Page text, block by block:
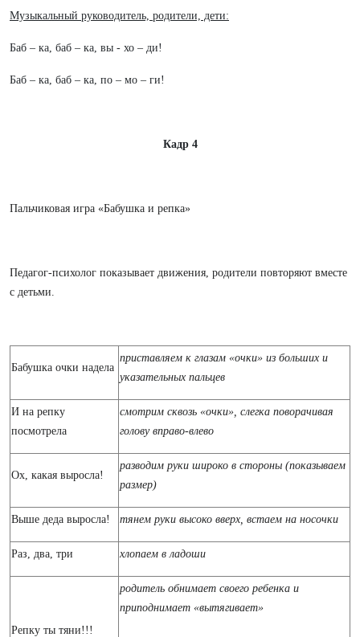
Музыкальный руководитель, родители, дети:
Баб – ка, баб – ка, вы - хо – ди!
Баб – ка, баб – ка, по – мо – ги!
Кадр 4
Пальчиковая игра «Бабушка и репка»
Педагог-психолог показывает движения, родители повторяют вместе
с детьми.
Бабушка очки надела
приставляем к глазам «очки» из больших и
указательных пальцев
И на репку
посмотрела
смотрим сквозь «очки», слегка поворачивая
голову вправо-влево
Ох, какая выросла!
разводим руки широко в стороны (показываем
размер)
Выше деда выросла! тянем руки высоко вверх, встаем на носочки
Раз, два, три хлопаем в ладоши
Репку ты тяни!!!
родитель обнимает своего ребенка и
приподнимает «вытягивает»